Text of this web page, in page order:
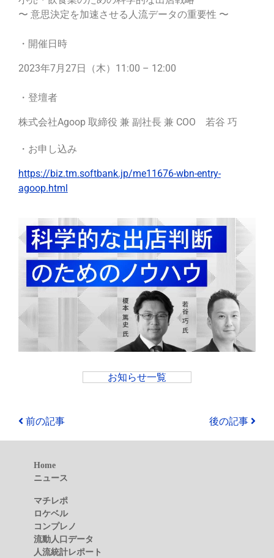
〜 意思決定を加速させる人流データの重要性 〜
・開催日時
2023年7月27日（木）11:00 – 12:00
・登壇者
株式会社Agoop 取締役 兼 副社長 兼 COO 若谷 巧
・お申し込み
https://biz.tm.softbank.jp/me11676-wbn-entry-
agoop.html
お知らせ一覧
前の記事 後の記事
Home
ニュース
マチレポ
ロケベル
コンプレノ
流動人口データ
人流統計レポート